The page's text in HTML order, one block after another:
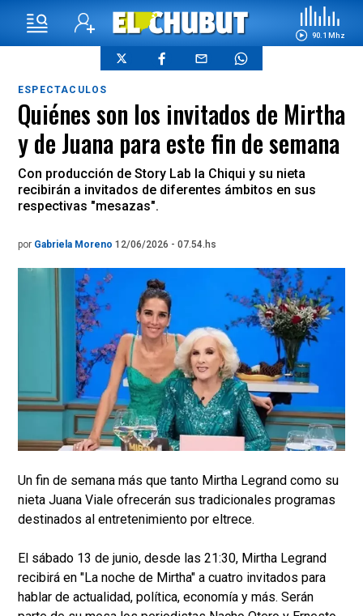
90.1 Mhz
ESPECTACULOS
Quiénes son los invitados de Mirtha
y de Juana para este fin de semana
Con producción de Story Lab la Chiqui y su nieta
recibirán a invitados de diferentes ámbitos en sus
respectivas "mesazas".
por Gabriela Moreno 12/06/2026 - 07.54.hs
Un fin de semana más que tanto Mirtha Legrand como su
nieta Juana Viale ofrecerán sus tradicionales programas
destinados al entretenimiento por eltrece.
El sábado 13 de junio, desde las 21:30, Mirtha Legrand
recibirá en "La noche de Mirtha" a cuatro invitados para
hablar de actualidad, política, economía y más. Serán